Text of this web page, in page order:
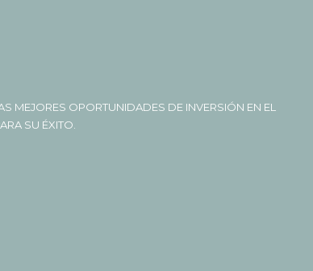
MEJORES OPORTUNIDADES DE INVERSIÓN EN EL
SU ÉXITO.